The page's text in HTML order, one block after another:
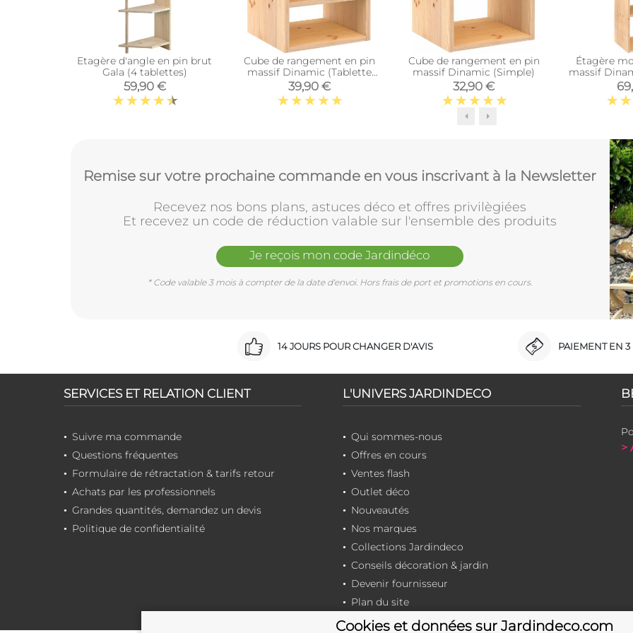
Etagère d'angle en pin brut
Gala (4 tablettes)
59,90 €
Cube de rangement en pin
massif Dinamic (Tablette
intermédiaire)
39,90 €
Cube de rangement en pin
massif Dinamic (Simple)
32,90 €
Étagère
massif
Remise sur votre prochaine commande en vous inscrivant à la Newsletter
Recevez nos bons plans, astuces déco et offres privilègiées
Et recevez un code de réduction valable sur l'ensemble des produits
Je reçois mon code Jardindéco
* Code valable 3 mois à compter de la date d'envoi. Hors frais de port et promotions en cours.
14 JOURS POUR CHANGER D'AVIS PAIEMENT EN 3
SERVICES ET RELATION CLIENT
Suivre ma commande
Questions fréquentes
Formulaire de rétractation & tarifs retour
Achats par les professionnels
Grandes quantités, demandez un devis
Politique de confidentialité
L'UNIVERS JARDINDECO
Qui sommes-nous
Offres en cours
Ventes flash
Outlet déco
Nouveautés
Nos marques
Collections Jardindeco
Conseils décoration & jardin
Devenir fournisseur
Plan du site
>
Cookies et données sur Jardindeco.com